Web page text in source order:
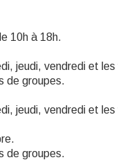
10h à 18h.
jeudi, vendredi et
de groupes.
jeudi, vendredi et
de groupes.